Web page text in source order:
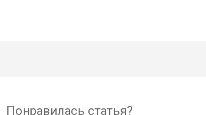
Понравилась статья?